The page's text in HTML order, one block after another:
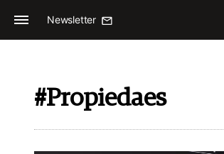
Newsletter
#Propiedaes